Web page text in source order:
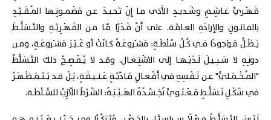
قَـهْـريٍّ غـاشِـمٍ وشَـديـدِ الأَذى مـا إِنْ تـَحيـدَ عـن مَضْمـونِـها المُـقَـيَّـدِ
بالقـانـونِ والإِرادَةِ العـامَّـة. على أَنَّ قَـدْرًا مّـا مـن القَـهْـرِيَّـةِ والتَّـسَلُّـطَ
يَـظَـلُّ مَـوْجودًا فـي كُـلِّ سُلْطَـةٍ: مَشـْروعَـةً كـانَتْ أو غَـيْـرَ مَشـْروعَـةٍ، ومـن
دونـِهِ لا سَـبـيـلَ لَـدَيْـهـا إلى الاشْتِـغـال. وقـد لا يُـفْـصِـحُ ذلك التَّـسَلُّطُ
"المُـخْـمَـليُّ" عـن نَـفْـسِهِ في أَفْـعـالٍ مَـادّيَّـةٍ عَـنـيـفَـةٍ، بَـلْ قـد يَـتَـمَـظْـهَـرُ
في شَكْـلِ تَـسَلُّـطٍ مَـعْـنَـويٍّ تُجَـسِّـدُهُ الهَـيْـبَـةُ: الشَّـرْطُ اللّازِبُ للسُّـلْطَـة.